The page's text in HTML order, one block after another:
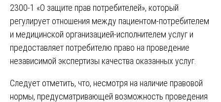
2300-1 «О защите прав потребителей», который
регулирует отношения между пациентом-потребителем
и медицинской организацией-исполнителем услуг и
предоставляет потребителю право на проведение
независимой экспертизы качества оказанных услуг.
Следует отметить, что, несмотря на наличие правовой
нормы, предусматривающей возможность проведения